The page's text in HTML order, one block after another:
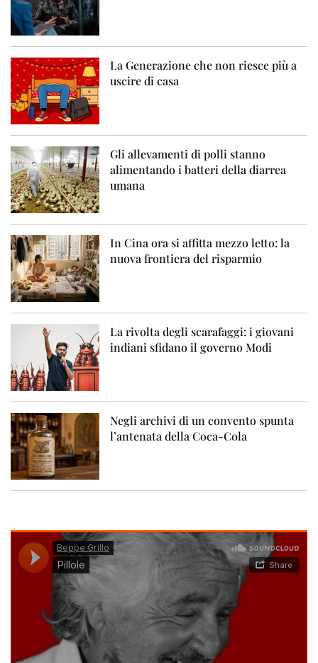
La Generazione che non riesce più a
uscire di casa
Gli allevamenti di polli stanno
alimentando i batteri della diarrea
umana
In Cina ora si affitta mezzo letto: la
nuova frontiera del risparmio
La rivolta degli scarafaggi: i giovani
indiani sfidano il governo Modi
Negli archivi di un convento spunta
l’antenata della Coca-Cola